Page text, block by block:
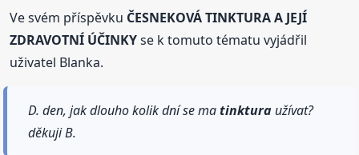
Ve svém příspěvku ČESNEKOVÁ TINKTURA A JEJÍ
ZDRAVOTNÍ ÚČINKYse k tomuto tématu vyjádřil
uživatel Blanka.
D. den, jak dlouho kolik dní se matinktura užívat?
děkuji B.